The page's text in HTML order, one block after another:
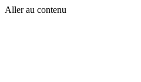
Aller au contenu